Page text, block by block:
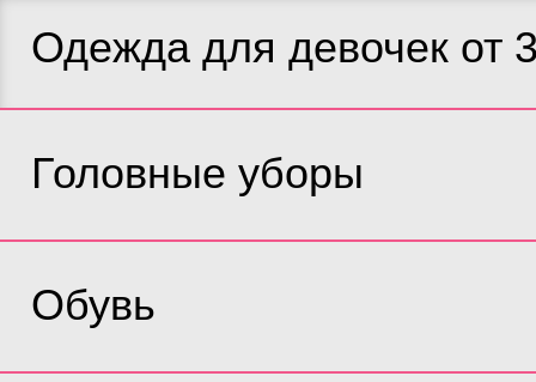
Одежда для девочек от
Головные уборы
Обувь